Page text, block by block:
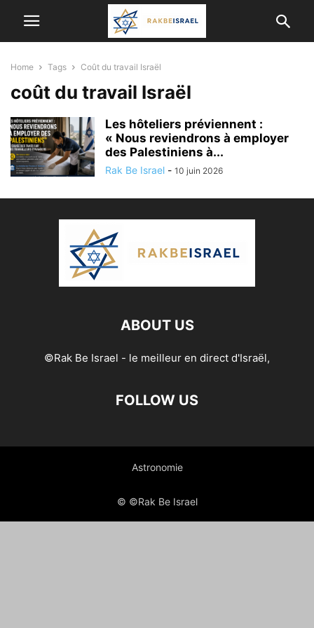
Home Tags Coût du travail Israël
coût du travail Israël
Les hôteliers préviennent :
« Nous reviendrons à employer
des Palestiniens à...
Rak Be Israel - 10 juin 2026
ABOUT US
©Rak Be Israel - le meilleur en direct d'Israël,
FOLLOW US
Astronomie
© ©Rak Be Israel